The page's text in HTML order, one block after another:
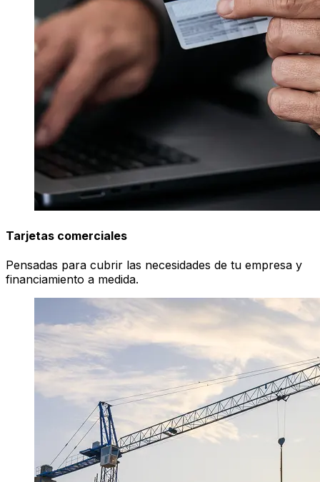
Tarjetas comerciales
Pensadas para cubrir las necesidades de tu empresa y
financiamiento a medida.